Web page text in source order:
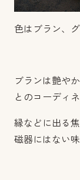
色はブラン、
ブランは艶や
とのコーディ
縁などに出る
磁器にはない